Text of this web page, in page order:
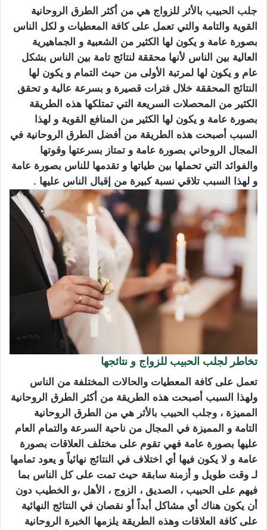
جلب الحبيب بالأثر للزواج هي من أكثر الطرق الروحانية
القوية والتامة والتي تعمل على كافة المعطيات و لكل الناس
بصورة عامة و يكون لها الكثير من الشعبية و الجماهيرية
العالية بين الناس لأنها محققة لنتائج تامة بين الناس بشكل
عام و يكون لها لمرتبة الأولى من حيث التمام و يكون لها
النتائج المحققة خلال فترات قصيرة و بسرعة عالية و تحقق
الكثير من المحصلات السريعة التي تمتلكها هذه الطريقة
بصورة عامة و يكون لها الكثير من المنافع القوية و لهذا
السبب أصبحت هذه الطريقة من أفضل الطرق الروحانية في
المجال الروحاني بصورة عامة و تمتاز بسرعتها وقوتها
والفوائد التي تحملها بين طياتها و تقدمها للناس بصورة عامة
و لهذا السبب تلاقي نسبة كبيرة من إقبال الناس عليها .
تخاطر لجلب الحبيب للزواج و نتائجها
تعمل على كافة المعطيات والحالات المختلفة من الناس
ولهذا السبب أصبحت هذه الطريقة من أكثر الطرق الروحانية
المميزة ، وجلب الحبيب بالأثر هي من الطرق الروحانية
التامة و المميزة في المجال من ناحية السرعة والتمام العام
عليها بصورة عامة فهي تقوم على مختلف العلاقات بصورة
عامة و لا يكون فيها أي اختلاف في النتائج نهائياً و يعود تمامها
لـ وقت طويل و أزمنة سابقة حيث تمت على كل الناس بما
فيهم على الحبيب ، الصديق ، الزوج ، الأهل ،و الخطيب دون
أن يكون هناك أي مشاكل أبداً أو نقصان في النتائج النهائية
على كافة العلاقات وهذه الطريقة يلزمها الخبرة الروحانية